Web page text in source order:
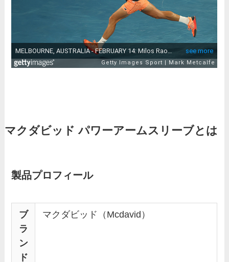
マクダビッド パワーアームスリーブとは
製品プロフィール
ブ
ラ
ン
ド
マクダビッド（Mcdavid）